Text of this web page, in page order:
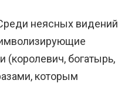
неясных видений
(королевич, богатырь,
которым